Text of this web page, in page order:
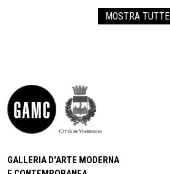
MOSTRA TUTTE
GALLERIA D'ARTE MODERNA